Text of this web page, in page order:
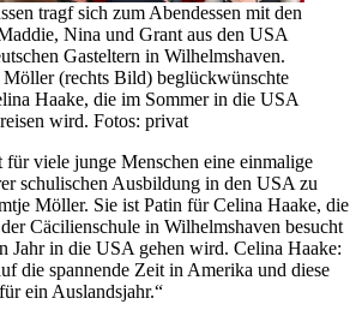
tragf sich zum Abendessen mit den
Nina und Grant aus den USA
Gasteltern in Wilhelmshaven.
(rechts Bild) beglückwünschte
Haake, die im Sommer in die USA
reisen wird. Fotos: privat
für viele junge Menschen eine einmalige
schulischen Ausbildung in den USA zu
Möller. Sie ist Patin für Celina Haake, die
Cäcilienschule in Wilhelmshaven besucht
Jahr in die USA gehen wird. Celina Haake:
die spannende Zeit in Amerika und diese
ein Auslandsjahr.“